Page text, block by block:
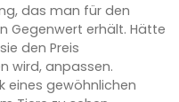
das man für den
Gegenwert erhält. Hätte
den Preis
wird, anpassen.
eines gewöhnlichen